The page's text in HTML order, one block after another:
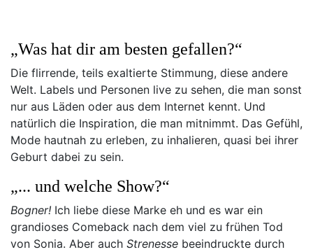
„Was hat dir am besten gefallen?“
Die flirrende, teils exaltierte Stimmung, diese andere
Welt. Labels und Personen live zu sehen, die man sonst
nur aus Läden oder aus dem Internet kennt. Und
natürlich die Inspiration, die man mitnimmt. Das Gefühl,
Mode hautnah zu erleben, zu inhalieren, quasi bei ihrer
Geburt dabei zu sein.
„... und welche Show?“
Bogner! Ich liebe diese Marke eh und es war ein
grandioses Comeback nach dem viel zu frühen Tod
von Sonia. Aber auch Strenesse beeindruckte durch